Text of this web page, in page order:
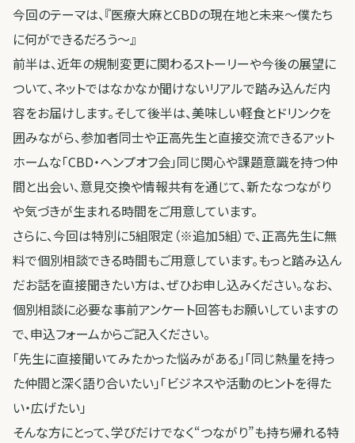
今回のテーマは、『医療大麻とCBDの現在地と未来～僕たち
に何ができるだろう～』
前半は、近年の規制変更に関わるストーリーや今後の展望に
ついて、ネットではなかなか聞けないリアルで踏み込んだ内
容をお届けします。そして後半は、美味しい軽食とドリンクを
囲みながら、参加者同士や正高先生と直接交流できるアット
ホームな「CBD・ヘンプオフ会」同じ関心や課題意識を持つ仲
間と出会い、意見交換や情報共有を通じて、新たなつながり
や気づきが生まれる時間をご用意しています。
さらに、今回は特別に5組限定（※追加5組）で、正高先生に無
料で個別相談できる時間もご用意しています。もっと踏み込ん
だお話を直接聞きたい方は、ぜひお申し込みください。なお、
個別相談に必要な事前アンケート回答もお願いしていますの
で、申込フォームからご記入ください。
「先生に直接聞いてみたかった悩みがある」「同じ熱量を持っ
た仲間と深く語り合いたい」「ビジネスや活動のヒントを得た
い・広げたい」
そんな方にとって、学びだけでなく“つながり”も持ち帰れる特